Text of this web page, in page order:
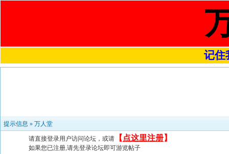
记住
提示信息 » 万人堂
请直接登录用户访问论坛，或请 【 点这里注册】
如果您已注册,请先登录论坛即可游览帖子